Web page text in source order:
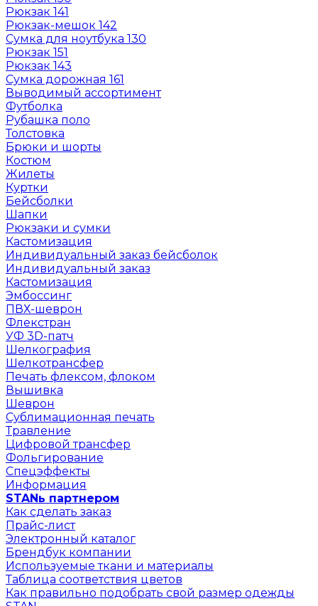
Рюкзак 141
Рюкзак-мешок 142
Сумка для ноутбука 130
Рюкзак 151
Рюкзак 143
Сумка дорожная 161
Выводимый ассортимент
Футболка
Рубашка поло
Толстовка
Брюки и шорты
Костюм
Жилеты
Куртки
Бейсболки
Шапки
Рюкзаки и сумки
Кастомизация
Индивидуальный заказ бейсболок
Индивидуальный заказ
Кастомизация
Эмбоссинг
ПВХ-шеврон
Флекстран
УФ 3D-патч
Шелкография
Шелкотрансфер
Печать флексом, флоком
Вышивка
Шеврон
Сублимационная печать
Травление
Цифровой трансфер
Фольгирование
Спецэффекты
Информация
STANь партнером
Как сделать заказ
Прайс-лист
Электронный каталог
Брендбук компании
Используемые ткани и материалы
Таблица соответствия цветов
Как правильно подобрать свой размер одежды